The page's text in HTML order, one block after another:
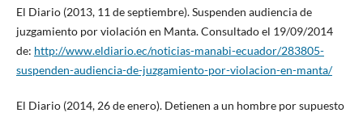
El Diario (2013, 11 de septiembre). Suspenden audiencia de
juzgamiento por violación en Manta. Consultado el 19/09/2014
de: http://www.eldiario.ec/noticias-manabi-ecuador/283805-
suspenden-audiencia-de-juzgamiento-por-violacion-en-manta/
El Diario (2014, 26 de enero). Detienen a un hombre por supuesto